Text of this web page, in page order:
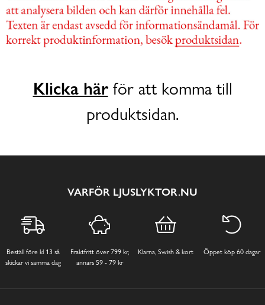
Klicka härför att komma till
produktsidan.
VARFÖR LJUSLYKTOR.NU
Beställ före kl 13 så
skickar vi samma dag
Fraktfritt över 799 kr,
annars 59 - 79 kr
Klarna, Swish & kort Öppet köp 60 dagar